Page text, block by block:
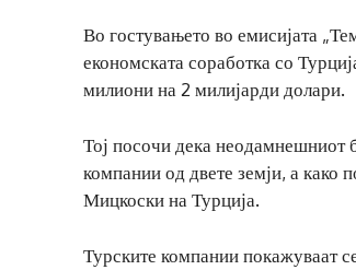
Во гостувањето во емисијата
економската соработка со
милиони на 2 милијарди долари.
Тој посочи дека неодамнешниот
компании од двете земји, а како
Мицкоски на Турција.
Турските компании покажуваат